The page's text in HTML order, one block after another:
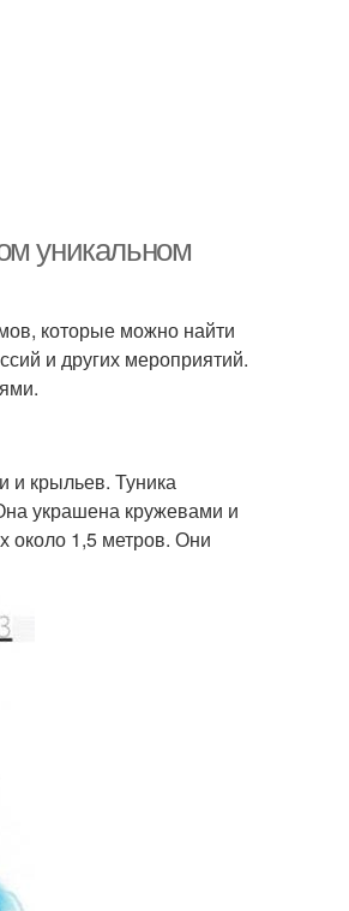
уникальном
которые можно найти
и других мероприятий.
и крыльев. Туника
украшена кружевами и
около 1,5 метров. Они